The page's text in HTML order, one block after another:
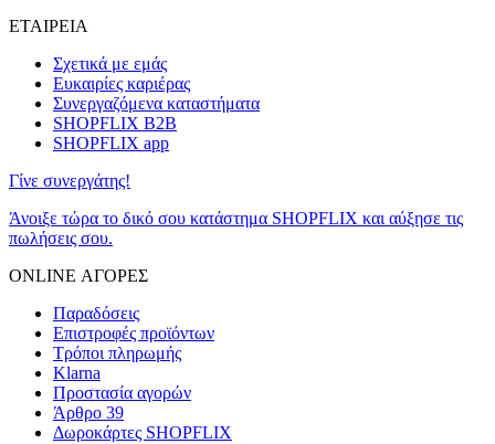
ΕΤΑΙΡΕΙΑ
Σχετικά με εμάς
Ευκαιρίες καριέρας
Συνεργαζόμενα καταστήματα
SHOPFLIX B2B
SHOPFLIX app
Γίνε συνεργάτης!
Άνοιξε τώρα το δικό σου κατάστημα SHOPFLIX και αύξησε τις
πωλήσεις σου.
ONLINE ΑΓΟΡΕΣ
Παραδόσεις
Επιστροφές προϊόντων
Τρόποι πληρωμής
Klarna
Προστασία αγορών
Άρθρο 39
Δωροκάρτες SHOPFLIX